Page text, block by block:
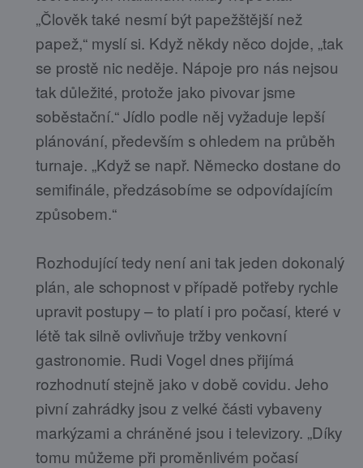
„Člověk také nesmí být papežštější než
papež,“ myslí si. Když někdy něco dojde, „tak
se prostě nic neděje. Nápoje pro nás nejsou
tak důležité, protože jako pivovar jsme
soběstační.“ Jídlo podle něj vyžaduje lepší
plánování, především s ohledem na průběh
turnaje. „Když se např. Německo dostane do
semifinále, předzásobíme se odpovídajícím
způsobem.“
Rozhodující tedy není ani tak jeden dokonalý
plán, ale schopnost v případě potřeby rychle
upravit postupy – to platí i pro počasí, které v
létě tak silně ovlivňuje tržby venkovní
gastronomie. Rudi Vogel dnes přijímá
rozhodnutí stejně jako v době covidu. Jeho
pivní zahrádky jsou z velké části vybaveny
markýzami a chráněné jsou i televizory. „Díky
tomu můžeme při proměnlivém počasí